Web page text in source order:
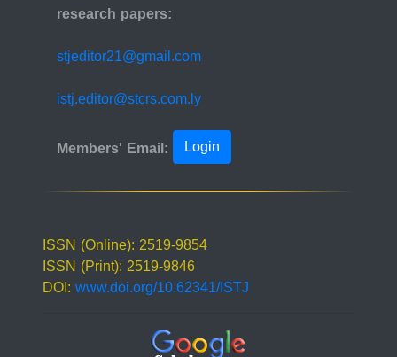
research papers:
stjeditor21@gmail.com
istj.editor@stcrs.com.ly
Members' Email:
Login
ISSN (Online): 2519-9854
ISSN (Print): 2519-9846
DOI:www.doi.org/10.62341/ISTJ